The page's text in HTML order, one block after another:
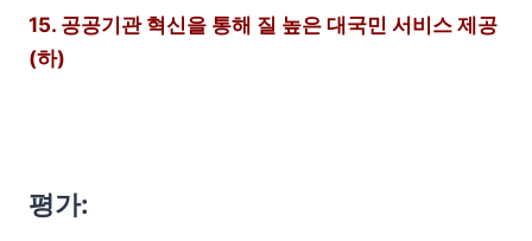
15. 공공기관 혁신을 통해 질 높은 대국민 서비스 제공
(하)
평가: